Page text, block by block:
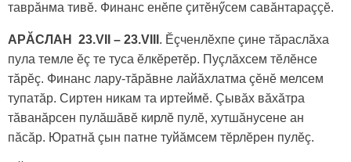
таврăнма тивӗ. Финанс енӗпе çитӗнӳсем савăнтараççӗ.
АРĂСЛАН 23.VII – 23.VIII . Ӗçченлӗхпе çине тăраслăха
пула темле ӗç те туса ӗлкӗретӗр. Пуçлăхсем тӗлӗнсе
тăрӗç. Финанс лару-тăрăвне лайăхлатма çӗнӗ мелсем
тупатăр. Сиртен никам та иртеймӗ. Çывăх вăхăтра
тăванăрсен пулăшăвӗ кирлӗ пулӗ, хутшăнусене ан
пăсăр. Юратнă çын патне туйăмсем тӗрлӗрен пулӗç.